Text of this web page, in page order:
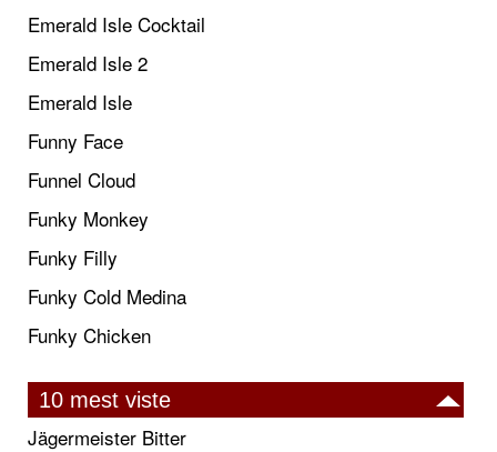
Emerald Isle Cocktail
Emerald Isle 2
Emerald Isle
Funny Face
Funnel Cloud
Funky Monkey
Funky Filly
Funky Cold Medina
Funky Chicken
10 mest viste
Jägermeister Bitter